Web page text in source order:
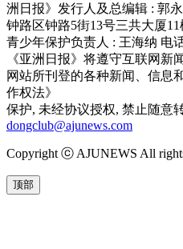
洲日报》发行人及总编辑 : 郭
钟路区钟路5街13号三共大厦11
青少年保护负责人 : 王海纳 电
《亚洲日报》将遵守互联网新
网站所刊登的各种新闻、信息
作权法》
保护, 未经协议授权, 禁止随意
dongclub@ajunews.com
Copyright ⓒ AJUNEWS All
顶部